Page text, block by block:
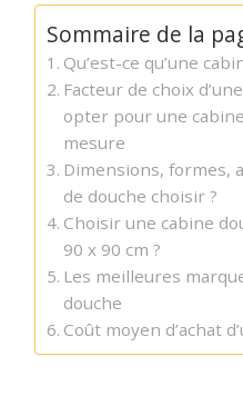
Sommaire de la
Qu’est-ce qu’une
Facteur de choix
opter pour une
mesure
Dimensions, formes,
de douche choisir ?
Choisir une cabine
90 x 90 cm ?
Les meilleures
douche
Coût moyen d’achat